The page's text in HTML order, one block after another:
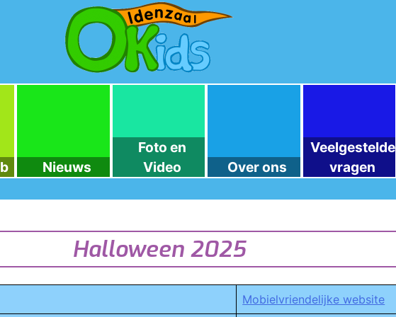
Nieuws
Foto en
Video
Over ons
Veelgestelde
vragen
Halloween 2025
Mobielvriendelijke website